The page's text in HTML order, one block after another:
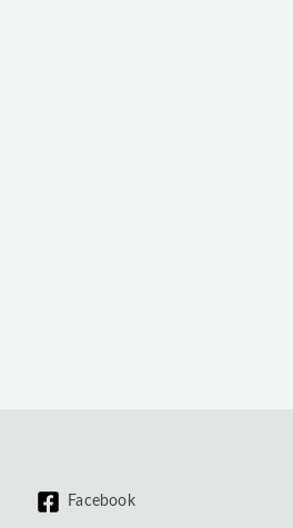
Facebook